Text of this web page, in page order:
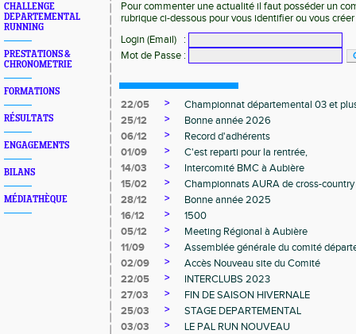
CHALLENGE
DEPARTEMENTAL
RUNNING
PRESTATIONS &
CHRONOMETRIE
FORMATIONS
RÉSULTATS
ENGAGEMENTS
BILANS
MÉDIATHÈQUE
Pour commenter une actualité il faut posséder un
rubrique ci-dessous pour vous identifier ou vous
Login (Email)
:
Mot de Passe :
22/05 >
Championnat départemental 03 et
25/12
>
Bonne année 2026
06/12
>
Record d'adhérents
01/09
>
C'est reparti pour la rentrée,
14/03
>
Intercomité BMC à Aubière
15/02
>
Championnats AURA de cross-country
28/12
>
Bonne année 2025
16/12
>
1500
05/12
>
Meeting Régional à Aubière
11/09
>
Assemblée générale du comité
02/09
>
Accès Nouveau site du Comité
22/05
>
INTERCLUBS 2023
27/03
>
FIN DE SAISON HIVERNALE
25/03
>
STAGE DEPARTEMENTAL
03/03
>
LE PAL RUN NOUVEAU